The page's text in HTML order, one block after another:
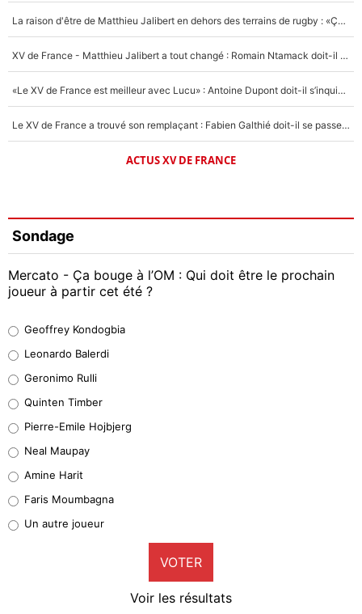
La raison d'être de Matthieu Jalibert en dehors des terrains de rugby : «Ça m'atteint autant que si tu touches à un membre de ma famille»
XV de France - Matthieu Jalibert a tout changé : Romain Ntamack doit-il s’inquiéter pour sa place à un an de la Coupe du monde ?
«Le XV de France est meilleur avec Lucu» : Antoine Dupont doit-il s’inquiéter pour sa place ?
Le XV de France a trouvé son remplaçant : Fabien Galthié doit-il se passer d'Antoine Dupont ?
ACTUS XV DE FRANCE
Sondage
Mercato - Ça bouge à l’OM : Qui doit être le prochain
joueur à partir cet été ?
38%
32%
5%
1%
9%
Geoffrey Kondogbia
Leonardo Balerdi
Geronimo Rulli
Quinten Timber
Pierre-Emile Hojbjerg
Neal Maupay
Amine Harit
Faris Moumbagna
Un autre joueur
VOTER
Voir les résultats